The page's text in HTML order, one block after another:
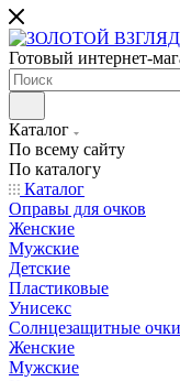
Готовый интернет-
Каталог
По всему сайту
По каталогу
Каталог
Оправы для очков
Женские
Мужские
Детские
Пластиковые
Унисекс
Солнцезащитные очки
Женские
Мужские